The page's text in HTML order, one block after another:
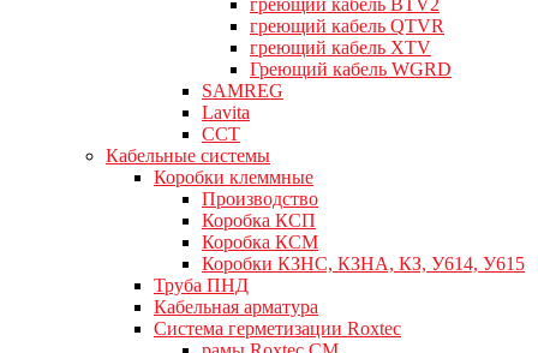
греющий кабель QTVR
греющий кабель XTV
Греющий кабель WGRD
SAMREG
Lavita
CCT
Кабельные системы
Коробки клеммные
Производство
Коробка КСП
Коробка КСМ
Коробки КЗНС, КЗНА, КЗ, У614, У615
Труба ПНД
Кабельная арматура
Система герметизации Roxtec